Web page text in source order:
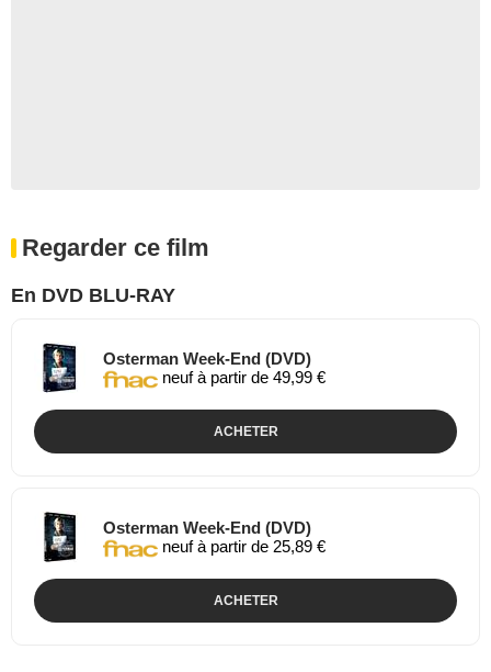
Regarder ce film
En DVD BLU-RAY
Osterman Week-End (DVD)
neuf à partir de 49,99 €
ACHETER
Osterman Week-End (DVD)
neuf à partir de 25,89 €
ACHETER